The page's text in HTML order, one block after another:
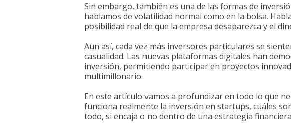
Sin embargo, también es una de las formas de
hablamos de volatilidad normal como en la bolsa.
posibilidad real de que la empresa desaparezca y el
Aun así, cada vez más inversores particulares se
casualidad. Las nuevas plataformas digitales han
inversión, permitiendo participar en proyectos
multimillonario.
En este artículo vamos a profundizar en todo lo que
funciona realmente la inversión en startups, cuáles
todo, si encaja o no dentro de una estrategia